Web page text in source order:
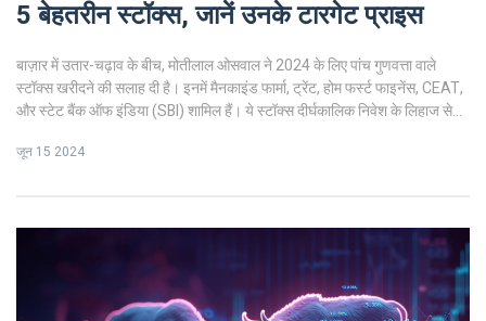
5 बेहतरीन स्टॉक्स, जानें उनके टारगेट प्राइस
बाज़ार में उतार-चढ़ाव के बीच, मोतीलाल ओसवाल ने 2024 के लिए पांच गुणवत्ता वाले
स्टॉक्स खरीदने की सलाह दी है। इनमें मैनकाइंड फार्मा, ट्रेंट, होम फर्स्ट फाइनेंस, CEAT,
और स्टेट बैंक ऑफ इंडिया (SBI) शामिल हैं। ये स्टॉक्स दीर्घकालिक निवेश के लिहाज से
जून 15 2024